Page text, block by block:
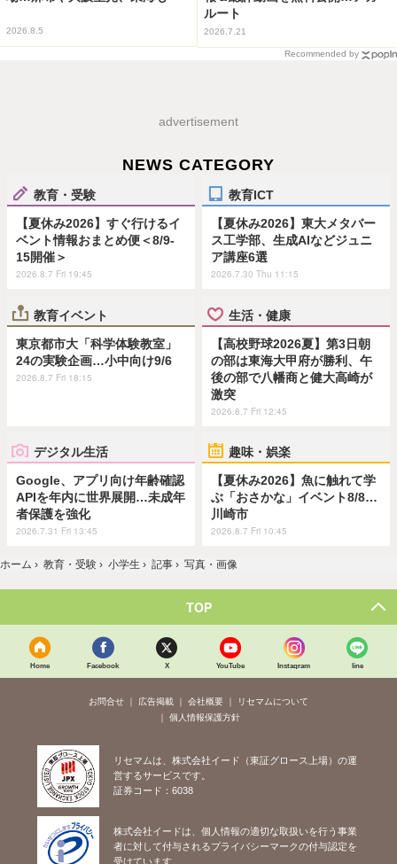
2026.8.5
ルート
2026.7.21
Recommended by
advertisement
NEWS CATEGORY
教育・受験
【夏休み2026】すぐ行けるイ
ベント情報おまとめ便＜8/9-
15開催＞
2026.8.7 Fri 19:45
教育ICT
【夏休み2026】東大メタバー
ス工学部、生成AIなどジュニ
ア講座6選
2026.7.30 Thu 11:15
教育イベント
東京都市大「科学体験教室」
24の実験企画…小中向け9/6
2026.8.7 Fri 18:15
生活・健康
【高校野球2026夏】第3日朝
の部は東海大甲府が勝利、午
後の部で八幡商と健大高崎が
激突
2026.8.7 Fri 12:45
デジタル生活
Google、アプリ向け年齢確認
APIを年内に世界展開…未成年
者保護を強化
2026.7.31 Fri 13:45
趣味・娯楽
【夏休み2026】魚に触れて学
ぶ「おさかな」イベント8/8…
川崎市
2026.8.7 Fri 10:45
ホーム › 教育・受験 › 小学生 › 記事 › 写真・画像
TOP
Home Facebook X YouTube Instagram line
お問合せ 広告掲載 会社概要
リセマムについて
個人情報保護方針
リセマムは、株式会社イード（東証グロース上場）の運
営するサービスです。
証券コード：6038
株式会社イードは、個人情報の適切な取扱いを行う事業
者に対して付与されるプライバシーマークの付与認定を
受けています。